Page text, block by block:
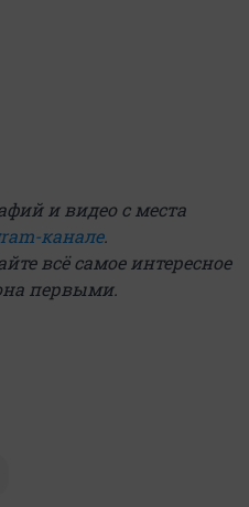
и видео с места
канале.
всё самое интересное
первыми.